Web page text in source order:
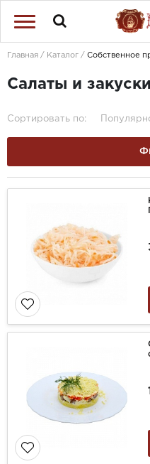
Главная Каталог Собственное
Салаты и закуски
Сортировать по: